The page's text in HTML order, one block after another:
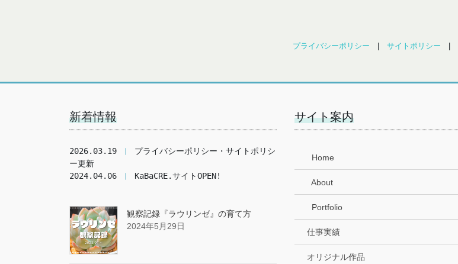
プライバシーポリシー サイトポリシー
新着情報
2026.03.19 ❘
プライバシーポリシー・サイトポリシ
ー更新
2024.04.06
❘ KaBaCRE.サイトOPEN!
観察記録『ラウリンゼ』の育て方
2024年5月29日
サイト案内
Home
About
Portfolio
仕事実績
オリジナル作品